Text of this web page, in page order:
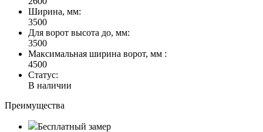
Ширина, мм:
3500
Для ворот высота до, мм:
3500
Максимальная ширина ворот, мм :
4500
Статус:
В наличии
Преимущества
Бесплатный замер